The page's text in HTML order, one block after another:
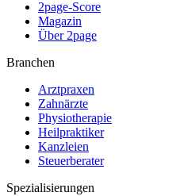
2page-Score
Magazin
Über 2page
Branchen
Arztpraxen
Zahnärzte
Physiotherapie
Heilpraktiker
Kanzleien
Steuerberater
Spezialisierungen